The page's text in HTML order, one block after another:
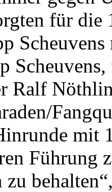
für
Scheuvens
Ralf
mit
Führung